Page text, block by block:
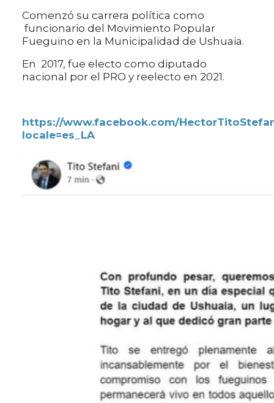
Comenzó su carrera política como
funcionario del Movimiento Popular
Fueguino en la Municipalidad de Ushuaia.
En 2017, fue electo como diputado
nacional por el PRO y reelecto en 2021.
https://www.facebook.com/
locale=es_LA